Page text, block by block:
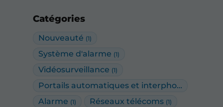
Catégories
Nouveauté (1)
Système d'alarme (1)
Vidéosurveillance (1)
Portails automatiques et interphonie
Alarme (1) Réseaux télécoms (1)